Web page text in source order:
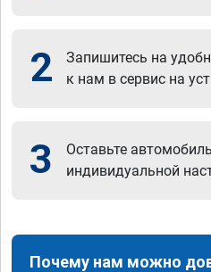
2
Запишитесь на
к нам в сервис на
3
Оставьте
индивидуальной
Почему нам можно